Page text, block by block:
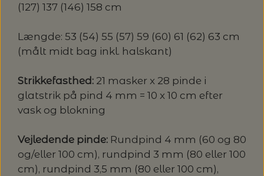
(127) 137 (146) 158 cm
Længde: 53 (54) 55 (57) 59 (60) 61 (62) 63 cm
(målt midt bag inkl. halskant)
Strikkefasthed: 21 masker x 28 pinde i
glatstrik på pind 4 mm = 10 x 10 cm efter
vask og blokning
Vejledende pinde: Rundpind 4 mm (60 og 80
og/eller 100 cm), rundpind 3 mm (80 eller 100
cm), rundpind 3,5 mm (80 eller 100 cm),